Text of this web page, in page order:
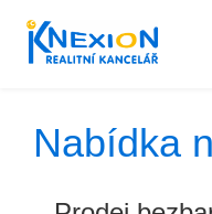
Nabídka